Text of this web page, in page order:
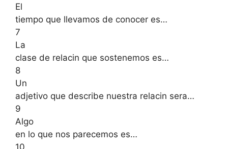
El
tiempo que llevamos de conocer es…
7
La
clase de relacin que sostenemos es…
8
Un
adjetivo que describe nuestra relacin sera…
9
Algo
en lo que nos parecemos es…